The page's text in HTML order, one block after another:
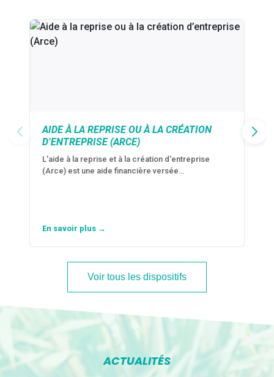
AIDE À LA REPRISE OU À LA CRÉATION
D’ENTREPRISE (ARCE)
L'aide à la reprise et à la création d'entreprise
(Arce) est une aide financière versée…
En savoir plus →
Voir tous les dispositifs
ACTUALITÉS